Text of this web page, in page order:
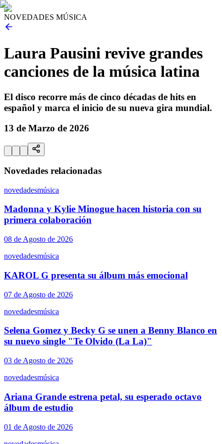
NOVEDADES MÚSICA
Laura Pausini revive grandes
canciones de la música latina
El disco recorre más de cinco décadas de hits en
español y marca el inicio de su nueva gira mundial.
13 de Marzo de 2026
Novedades relacionadas
novedadesmúsica
Madonna y Kylie Minogue hacen historia con su
primera colaboración
08 de Agosto de 2026
novedadesmúsica
KAROL G presenta su álbum más emocional
07 de Agosto de 2026
novedadesmúsica
Selena Gomez y Becky G se unen a Benny Blanco en
su nuevo single "Te Olvido (La La)"
03 de Agosto de 2026
novedadesmúsica
Ariana Grande estrena petal, su esperado octavo
álbum de estudio
01 de Agosto de 2026